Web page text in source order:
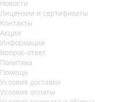
Новости
Лицензии и сертификаты
Контакты
Акции
Информация
Вопрос-ответ
Политика
Помощь
Условия доставки
Условия оплаты